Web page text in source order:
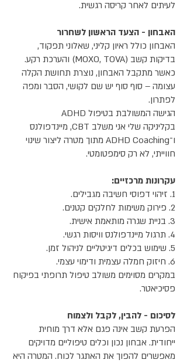
לעיתים לאחר קריסה רגשית.
האבחון - הצעד הראשון לשחרור
האבחון כולל ראיון קליני, שאלוני תפקוד,
בדיקות קשב (MOXO, TOVA) והערכת רקע.
כאשר מתקבל האבחון, נוצרת תחושת הקלה
עצומה – סוף סוף יש שם לקושי, הסבר ומפה
לפתרון.
הגישה המשולבת בטיפול ADHD
בקליניקה שלי אני משלב CBT, מיינדפולנס
ו־ADHD Coaching מתוך מטרה ליצור שינוי
חווייתי, לא רק סימפטומטי.
עקרונות מרכזיים:
1. זיהוי דפוסי חשיבה מגבילים.
2. פירוק משימות לחלקים קטנים.
3. בניית שגרה מותאמת אישית.
4. תרגול מיינדפולנס וויסות רגשי.
5. שימוש בכלים דיגיטליים לניהול זמן.
6. חיזוק חמלה עצמית ודימוי עצמי.
במקרים מסוימים משולב טיפול תרופתי בפיקוח
פסיכיאטר.
לסיכום - להבין, לקבל ולצמוח
הפרעת קשב אינה פגם אלא דרך מוחית
ייחודית. אבחון נכון וכלים טיפוליים מדויקים
מאפשרים להפוך את האתגר לכוח. המטרה היא